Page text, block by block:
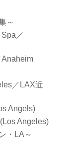
～
／
／LAX近
Angels)
Angeles)
・LA～